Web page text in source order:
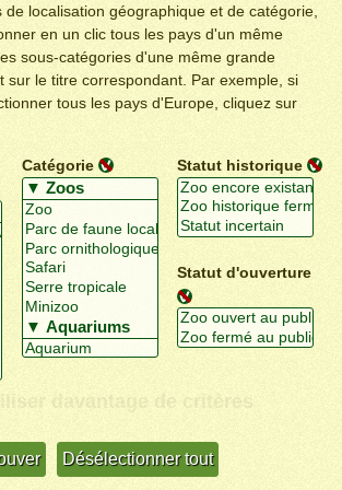
localisation géographique et de catégorie,
en un clic tous les pays d'un même
sous-catégories d'une même grande
sur le titre correspondant. Par exemple, si
tous les pays d'Europe, cliquez sur
Catégorie Statut historique
Statut d'ouverture
davantage de critères